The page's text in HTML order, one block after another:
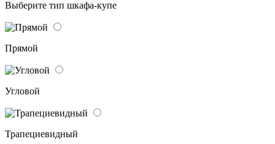
Выберите тип шкафа-купе
Прямой
Угловой
Трапециевидный